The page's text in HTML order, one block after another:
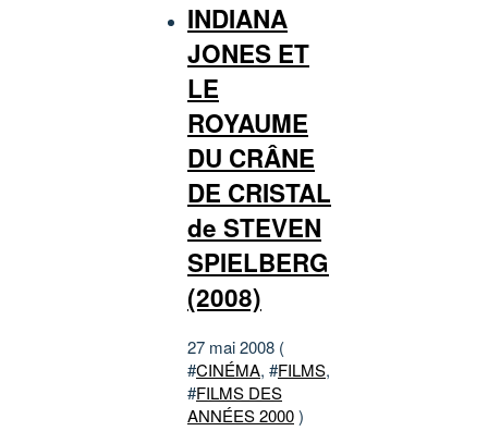
INDIANA
JONES ET
LE
ROYAUME
DU CRÂNE
DE CRISTAL
de STEVEN
SPIELBERG
(2008)
27 mai 2008 (
#CINÉMA, #FILMS,
#FILMS DES
ANNÉES 2000)